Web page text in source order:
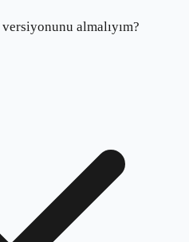
almalıyım?